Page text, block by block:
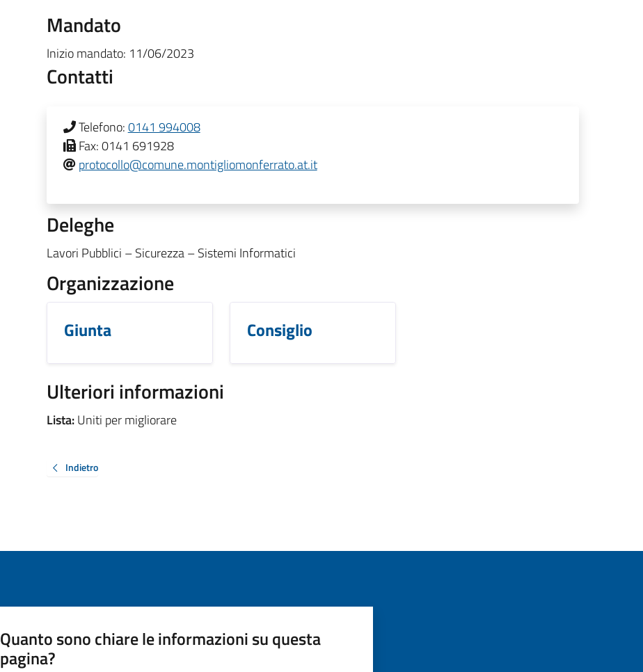
Mandato
Inizio mandato: 11/06/2023
Contatti
Telefono:0141 994008
Fax:0141 691928
protocollo@comune.montigliomonferrato.at.it
Deleghe
Lavori Pubblici – Sicurezza – Sistemi Informatici
Organizzazione
Giunta Consiglio
Ulteriori informazioni
Lista:Uniti per migliorare
Indietro
Quanto sono chiare le informazioni su questa
pagina?